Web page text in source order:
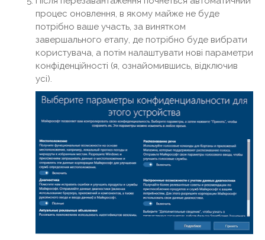
процес оновлення, в якому майже не буде
потрібно ваше участь, за винятком
завершального етапу, де потрібно буде вибрати
користувача, а потім налаштувати нові параметри
конфіденційності (я, ознайомившись, відключив
усі).